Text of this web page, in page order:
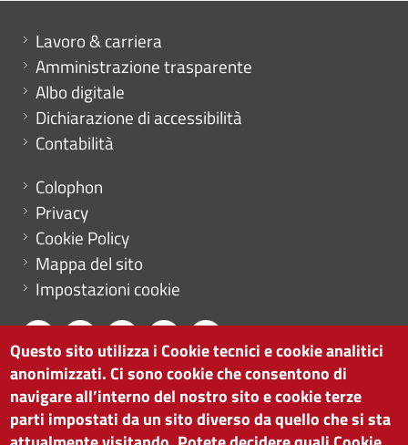
Mini menu di servizio
Lavoro & carriera
Amministrazione trasparente
Albo digitale
Dichiarazione di accessibilità
Contabilità
Menu footer
Colophon
Privacy
Cookie Policy
Mappa del sito
Impostazioni cookie
CAMERA DI COMMERCIO DI BOLZANO
via Alto Adige 60 | I-39100 Bolzano
tel. 0471 945 511 |info@camcom.bz.it
Questo sito utilizza i Cookie tecnici e cookie analitici
anonimizzati. Ci sono cookie che consentono di
navigare all’interno del nostro sito e cookie terze
parti impostati da un sito diverso da quello che si sta